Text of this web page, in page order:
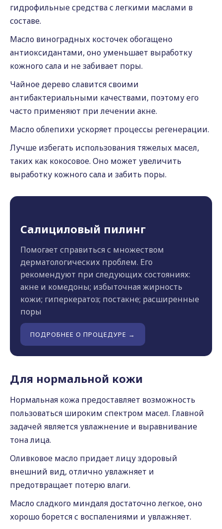
гидрофильные средства с легкими маслами в
составе.
Масло виноградных косточек обогащено
антиоксидантами, оно уменьшает выработку
кожного сала и не забивает поры.
Чайное дерево славится своими
антибактериальными качествами, поэтому его
часто применяют при лечении акне.
Масло облепихи ускоряет процессы регенерации.
Лучше избегать использования тяжелых масел,
таких как кокосовое. Оно может увеличить
выработку кожного сала и забить поры.
Салициловый пилинг
Помогает справиться с множеством
дерматологических проблем. Его
рекомендуют при следующих состояниях:
акне и комедоны; избыточная жирность
кожи; гиперкератоз; постакне; расширенные
поры
ПОДРОБНЕЕ О ПРОЦЕДУРЕ →
Для нормальной кожи
Нормальная кожа предоставляет возможность
пользоваться широким спектром масел. Главной
задачей является увлажнение и выравнивание
тона лица.
Оливковое масло придает лицу здоровый
внешний вид, отлично увлажняет и
предотвращает потерю влаги.
Масло сладкого миндаля достаточно легкое, оно
хорошо борется с воспалениями и увлажняет.